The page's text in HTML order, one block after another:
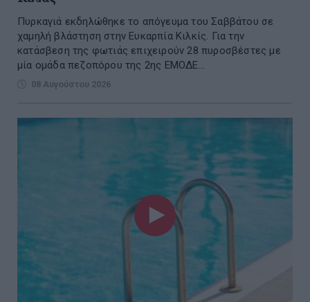
Πυρκαγιά εκδηλώθηκε το απόγευμα του Σαββάτου σε
χαμηλή βλάστηση στην Ευκαρπία Κιλκίς. Για την
κατάσβεση της φωτιάς επιχειρούν 28 πυροσβέστες με
μία ομάδα πεζοπόρου της 2ης ΕΜΟΔΕ...
08 Αυγούστου 2026